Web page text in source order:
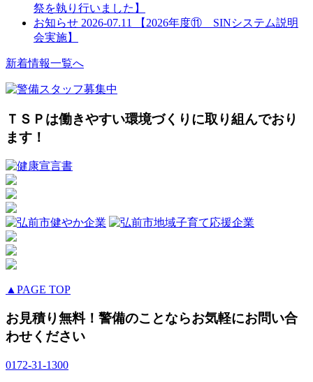
祭を執り行いました】
お知らせ 2026-07.11
【2026年度⑪ SINシステム説明
会実施】
新着情報一覧へ
ＴＳＰは働きやすい環境づくりに取り組んでおり
ます！
▲PAGE TOP
お見積り無料！警備のことならお気軽にお問い合
わせください
0172-31-1300